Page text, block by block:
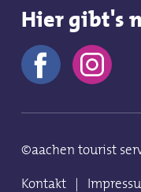
Hier gibt's
©aachen tourist
Kontakt |